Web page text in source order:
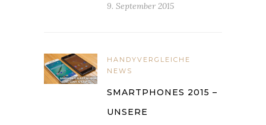
9. September 2015
HANDYVERGLEICHE
NEWS
SMARTPHONES 2015 –
UNSERE